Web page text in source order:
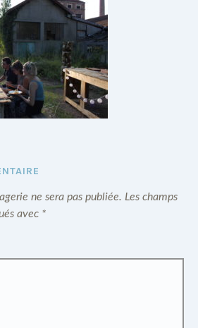
ne sera pas publiée. Les champs
avec *